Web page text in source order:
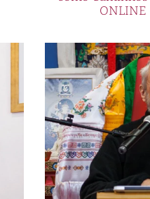
ONLINE